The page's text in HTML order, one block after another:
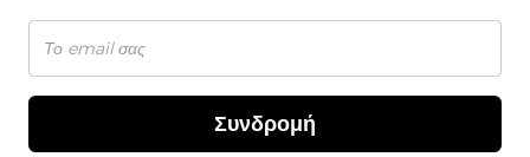
Συνδρομή